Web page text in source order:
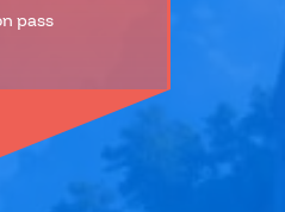
pass